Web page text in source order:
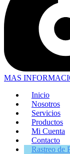
MAS
Inicio
Nosotros
Servicios
Productos
Mi Cuenta
Contacto
Rastreo de